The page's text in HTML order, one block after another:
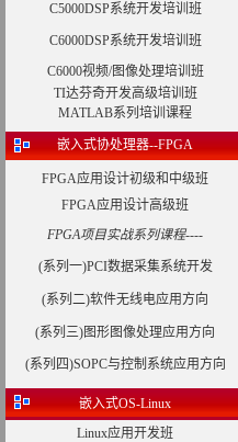
C5000DSP系统开发培训班
C6000DSP系统开发培训班
C6000视频/图像处理培训班
TI达芬奇开发高级培训班
MATLAB系列培训课程
嵌入式协处理器--FPGA
FPGA应用设计初级和中级班
FPGA应用设计高级班
FPGA项目实战系列课程----
(系列一)PCI数据采集系统开发
(系列二)软件无线电应用方向
(系列三)图形图像处理应用方向
(系列四)SOPC与控制系统应用方向
嵌入式OS-Linux
Linux应用开发班